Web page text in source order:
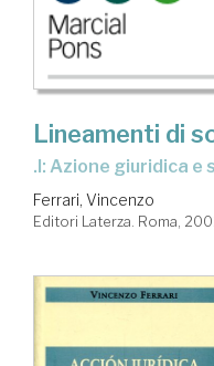
Lineamenti di
.I: Azione giuridica
Ferrari, Vincenzo
Editori Laterza. Roma,